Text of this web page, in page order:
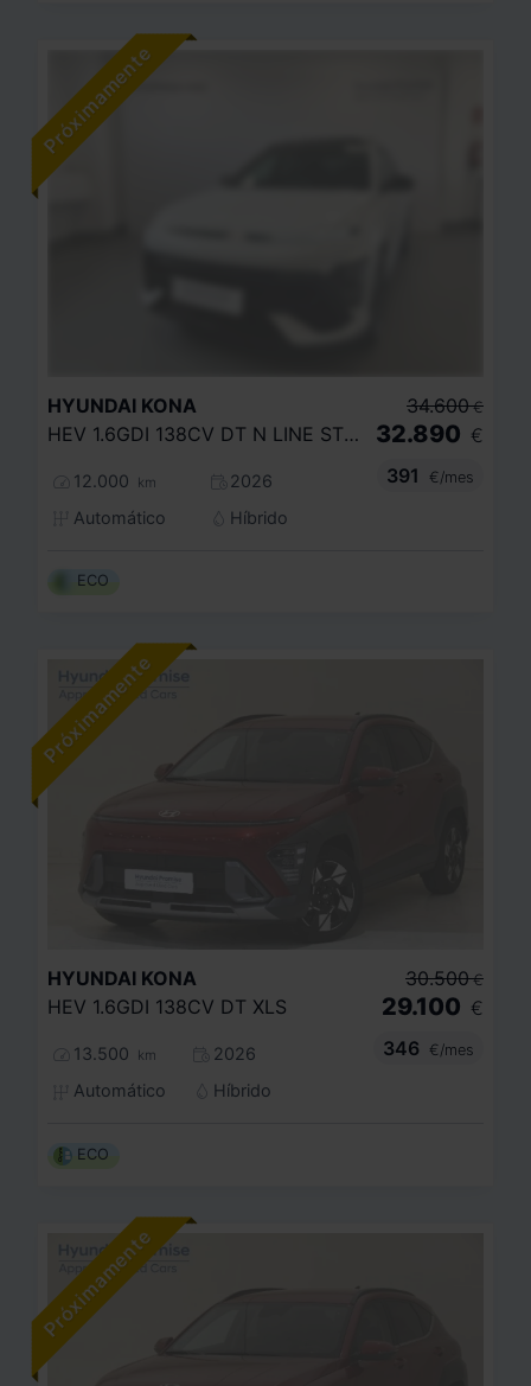
HYUNDAI KONA
HEV 1.6GDI 138CV DT N LINE STYLE
12.000 km
2026
Automático
Híbrido
34.600 €
32.890 €
391
€/mes
ECO
HYUNDAI KONA
HEV 1.6GDI 138CV DT XLS
13.500 km
2026
Automático
Híbrido
30.500 €
29.100 €
346
€/mes
ECO